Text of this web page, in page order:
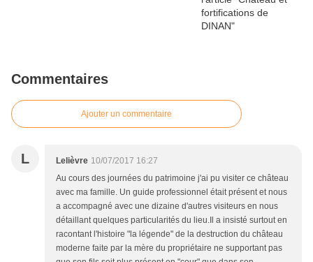
Commentaires
Ajouter un commentaire
L Lelièvre 10/07/2017 16:27
Au cours des journées du patrimoine j'ai pu visiter ce château
avec ma famille. Un guide professionnel était présent et nous
a accompagné avec une dizaine d'autres visiteurs en nous
détaillant quelques particularités du lieu.Il a insisté surtout en
racontant l'histoire "la légende" de la destruction du château
moderne faite par la mère du propriétaire ne supportant pas